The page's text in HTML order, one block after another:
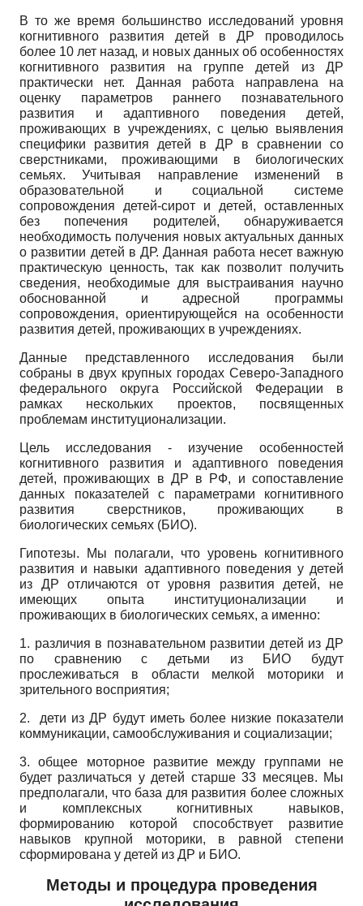
В то же время большинство исследований уровня
когнитивного развития детей в ДР проводилось
более 10 лет назад, и новых данных об особенностях
когнитивного развития на группе детей из ДР
практически нет. Данная работа направлена на
оценку параметров раннего познавательного
развития и адаптивного поведения детей,
проживающих в учреждениях, с целью выявления
специфики развития детей в ДР в сравнении со
сверстниками, проживающими в биологических
семьях. Учитывая направление изменений в
образовательной и социальной системе
сопровождения детей-сирот и детей, оставленных
без попечения родителей, обнаруживается
необходимость получения новых актуальных данных
о развитии детей в ДР. Данная работа несет важную
практическую ценность, так как позволит получить
сведения, необходимые для выстраивания научно
обоснованной и адресной программы
сопровождения, ориентирующейся на особенности
развития детей, проживающих в учреждениях.
Данные представленного исследования были
собраны в двух крупных городах Северо-Западного
федерального округа Российской Федерации в
рамках нескольких проектов, посвященных
проблемам институционализации.
Цель исследования - изучение особенностей
когнитивного развития и адаптивного поведения
детей, проживающих в ДР в РФ, и сопоставление
данных показателей с параметрами когнитивного
развития сверстников, проживающих в
биологических семьях (БИО).
Гипотезы. Мы полагали, что уровень когнитивного
развития и навыки адаптивного поведения у детей
из ДР отличаются от уровня развития детей, не
имеющих опыта институционализации и
проживающих в биологических семьях, а именно:
1. различия в познавательном развитии детей из ДР
по сравнению с детьми из БИО будут
прослеживаться в области мелкой моторики и
зрительного восприятия;
2. дети из ДР будут иметь более низкие показатели
коммуникации, самообслуживания и социализации;
3. общее моторное развитие между группами не
будет различаться у детей старше 33 месяцев. Мы
предполагали, что база для развития более сложных
и комплексных когнитивных навыков,
формированию которой способствует развитие
навыков крупной моторики, в равной степени
сформирована у детей из ДР и БИО.
Методы и процедура проведения